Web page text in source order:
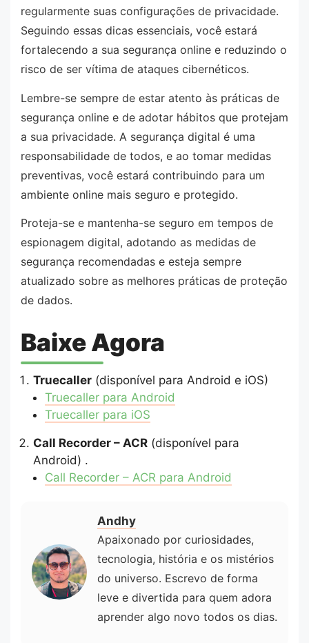
regularmente suas configurações de privacidade.
Seguindo essas dicas essenciais, você estará
fortalecendo a sua segurança online e reduzindo o
risco de ser vítima de ataques cibernéticos.
Lembre-se sempre de estar atento às práticas de
segurança online e de adotar hábitos que protejam
a sua privacidade. A segurança digital é uma
responsabilidade de todos, e ao tomar medidas
preventivas, você estará contribuindo para um
ambiente online mais seguro e protegido.
Proteja-se e mantenha-se seguro em tempos de
espionagem digital, adotando as medidas de
segurança recomendadas e esteja sempre
atualizado sobre as melhores práticas de proteção
de dados.
Baixe Agora
Truecaller(disponível para Android e iOS)
Truecaller para Android
Truecaller para iOS
Call Recorder – ACR(disponível para
Android) .
Call Recorder – ACR para Android
Andhy
Apaixonado por curiosidades,
tecnologia, história e os mistérios
do universo. Escrevo de forma
leve e divertida para quem adora
aprender algo novo todos os dias.